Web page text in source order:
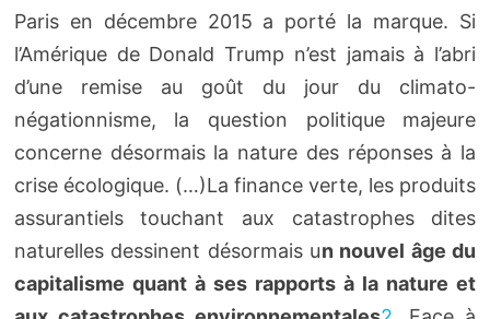
Paris en décembre 2015 a porté la marque. Si
l’Amérique de Donald Trump n’est jamais à l’abri
d’une remise au goût du jour du climato-
négationnisme, la question politique majeure
concerne désormais la nature des réponses à la
crise écologique. (…)La finance verte, les produits
assurantiels touchant aux catastrophes dites
naturelles dessinent désormais un nouvel âge du
capitalisme quant à ses rapports à la nature et